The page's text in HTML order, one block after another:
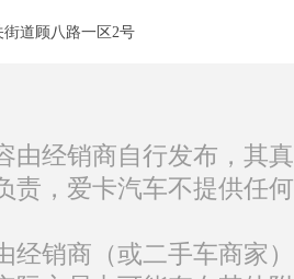
道顾八路一区2号
由经销商自行发布，其
责，爱卡汽车不提供任
经销商（或二手车商家